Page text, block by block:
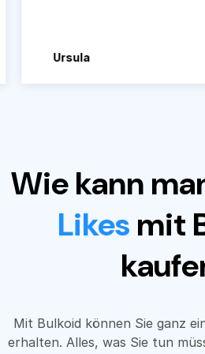
Wie kann
Likes mit
Mit Bulkoid können Sie ganz
erhalten. Alles, was Sie tun